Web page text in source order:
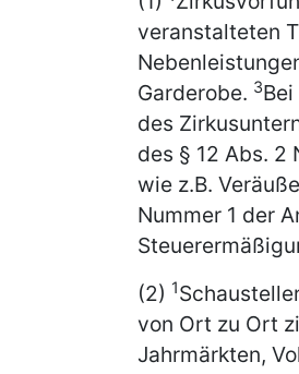
veranstalteten
Garderobe. 3
des
des § 12 Abs. 2
wie z.B.
Nummer 1 der
(2) 1
von Ort zu Ort
Jahrmärkten,